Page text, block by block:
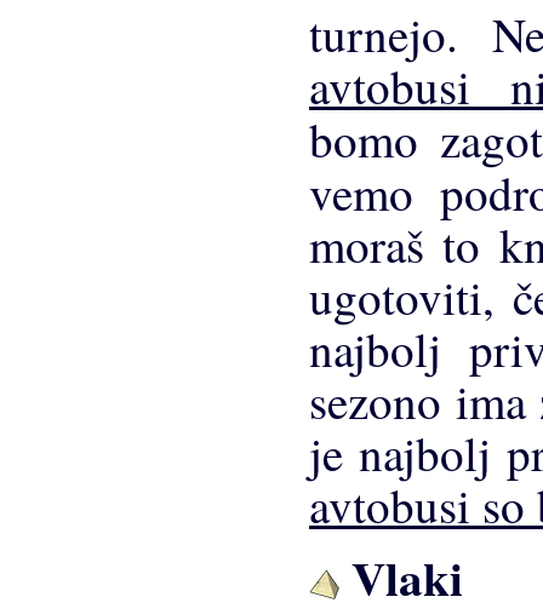
turnejo.
avtobusi
bomo
vemo
moraš to
ugotoviti,
najbolj
sezono
je najbolj
avtobusi
Vlaki